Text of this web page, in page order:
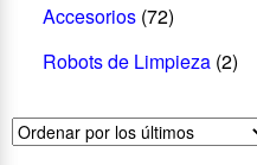
Accesorios (72)
Robots de Limpieza (2)